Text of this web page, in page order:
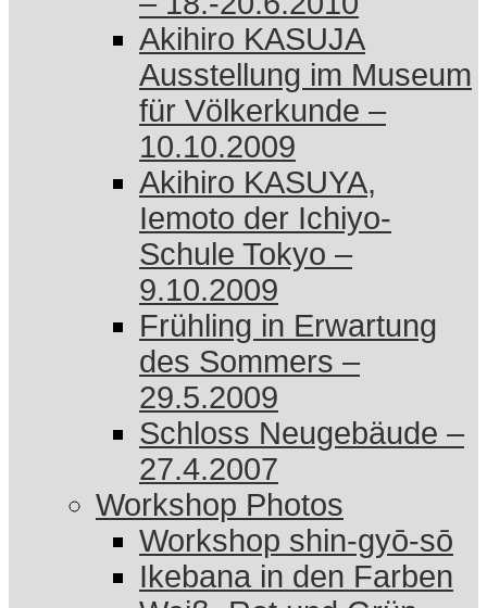
Akihiro KASUJA
Ausstellung im Museum
für Völkerkunde –
10.10.2009
Akihiro KASUYA,
Iemoto der Ichiyo-
Schule Tokyo –
9.10.2009
Frühling in Erwartung
des Sommers –
29.5.2009
Schloss Neugebäude –
27.4.2007
Workshop Photos
Workshop shin-gyō-sō
Ikebana in den Farben